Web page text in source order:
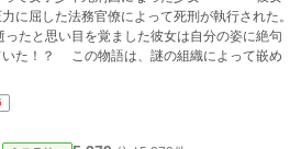
に屈した法務官僚によって死刑が執行された。
織によって嵌め